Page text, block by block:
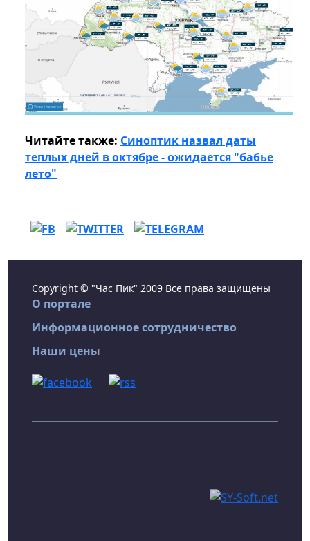
Читайте также: Синоптик назвал даты
теплых дней в октябре - ожидается "бабье
лето"
Copyright © "Час Пик" 2009 Все права защищены
О портале
Информационное сотрудничество
Наши цены